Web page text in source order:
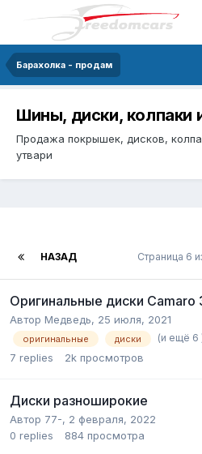
Барахолка - продам
Шины, диски, колпаки
Продажа покрышек, дисков,
утвари
НАЗАД Страница 6
Оригинальные диски Camaro
Автор Медведь, 25 июля, 2021
оригинальные диски (и ещё 6
7 replies 2k просмотров
Диски разноширокие
Автор 77-, 2 февраля, 2022
0 replies 884 просмотра